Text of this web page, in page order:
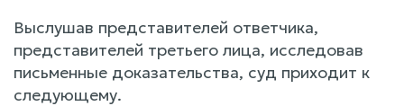
Выслушав представителей ответчика,
представителей третьего лица, исследовав
письменные доказательства, суд приходит к
следующему.